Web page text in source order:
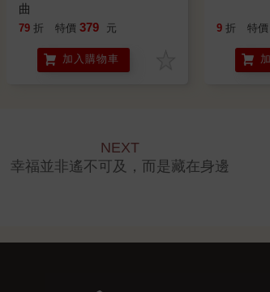
曲
79 折 特價 379 元
加入購物車
9 折 特價
NEXT
幸福並非遙不可及，而是藏在身邊